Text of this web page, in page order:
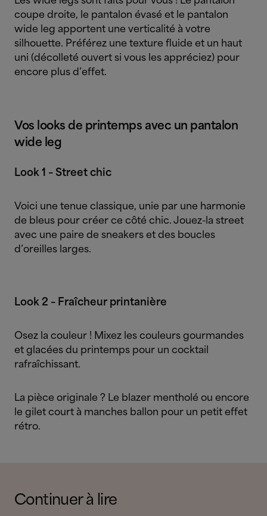
coupe droite, le pantalon évasé et le pantalon
wide leg apportent une verticalité à votre
silhouette. Préférez une texture fluide et un haut
uni (décolleté ouvert si vous les appréciez) pour
encore plus d’effet.
Vos looks de printemps avec un pantalon
wide leg
Look 1 – Street chic
Voici une tenue classique, unie par une harmonie
de bleus pour créer ce côté chic. Jouez-la street
avec une paire de sneakers et des boucles
d’oreilles larges.
Look 2 – Fraîcheur printanière
Osez la couleur ! Mixez les couleurs gourmandes
et glacées du printemps pour un cocktail
rafraîchissant.
La pièce originale ? Le blazer mentholé ou encore
le gilet court à manches ballon pour un petit effet
rétro.
Continuer à lire